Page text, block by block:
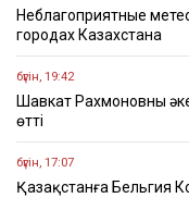
Неблагоприятные
городах Казахстана
бүгін, 19:42
Шавкат Рахмоновның
өтті
бүгін, 17:07
Қазақстанға Бельгия